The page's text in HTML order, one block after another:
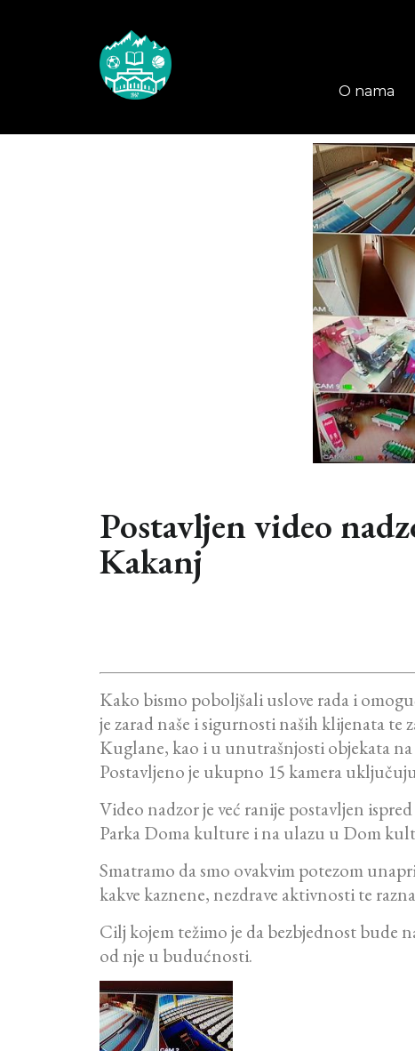
O nama
Postavljen video
Kakanj
Kako bismo poboljšali uslove rada i
je zarad naše i sigurnosti naših klijenata
Kuglane, kao i u unutrašnjosti objekata
Postavljeno je ukupno 15 kamera
Video nadzor je već ranije postavljen
Parka Doma kulture i na ulazu u Dom
Smatramo da smo ovakvim potezom
kakve kaznene, nezdrave aktivnosti te
Cilj kojem težimo je da bezbjednost bude
od nje u budućnosti.